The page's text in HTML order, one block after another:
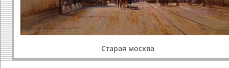
Старая москва